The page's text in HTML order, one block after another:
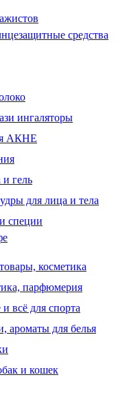
средства
ингаляторы
АКНЕ
и гель
для лица и тела
специи
косметика
парфюмерия
всё для спорта
ароматы для белья
и кошек